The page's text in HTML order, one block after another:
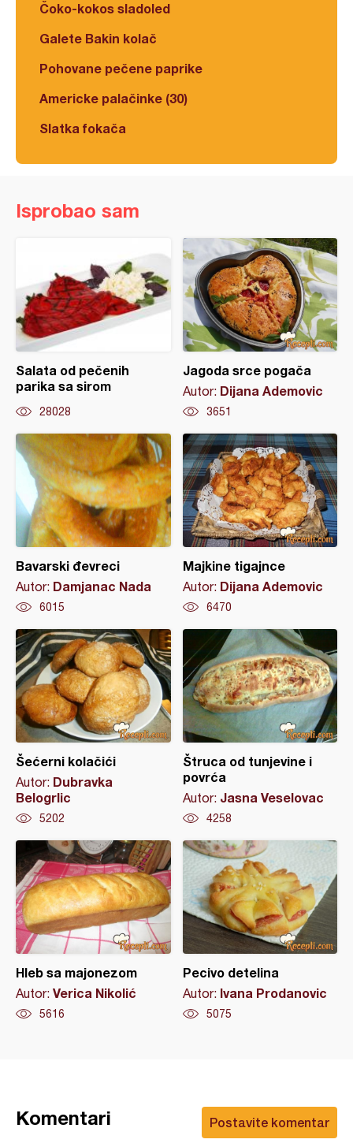
Čoko-kokos sladoled
Galete Bakin kolač
Pohovane pečene paprike
Americke palačinke (30)
Slatka fokača
Isprobao sam
Salata od pečenih
parika sa sirom
28028
Jagoda srce pogača
Autor: Dijana Ademovic
3651
Bavarski đevreci
Autor: Damjanac Nada
6015
Majkine tigajnce
Autor: Dijana Ademovic
6470
Šećerni kolačići
Autor: Dubravka
Belogrlic
5202
Štruca od tunjevine i
povrća
Autor: Jasna Veselovac
4258
Hleb sa majonezom
Autor: Verica Nikolić
5616
Pecivo detelina
Autor: Ivana Prodanovic
5075
Postavite komentar
Komentari